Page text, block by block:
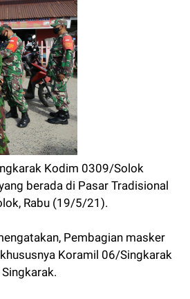
Kodim 0309/Solok
berada di Pasar Tradisional
Rabu (19/5/21).
Pembagian masker
Koramil 06/Singkarak